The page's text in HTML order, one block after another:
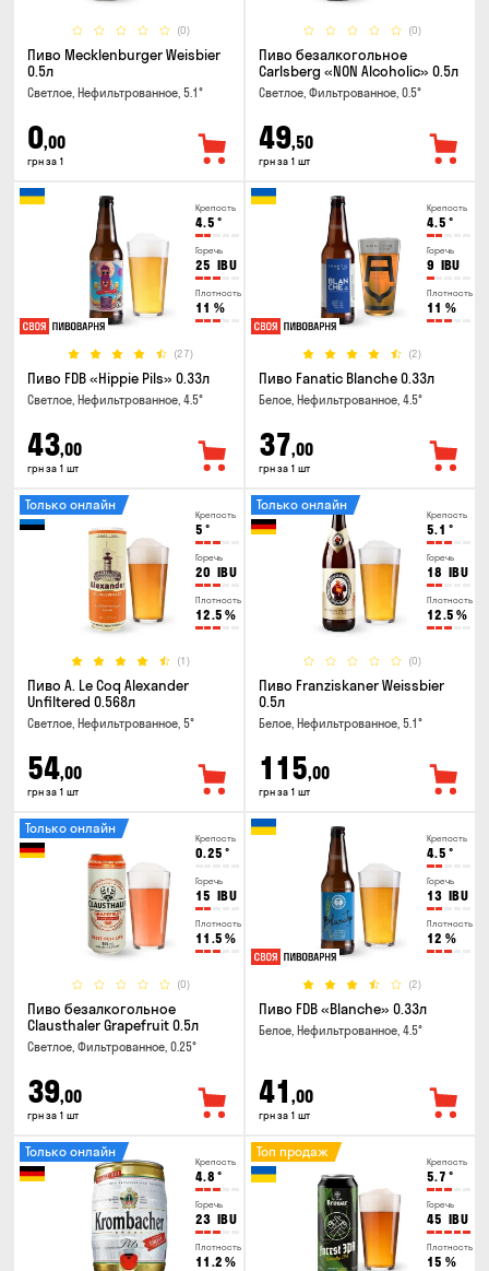
(0)
Пиво Mecklenburger Weisbier
0.5л
Светлое, Нефильтрованное, 5.1°
0,00
грн за 1
(0)
Пиво безалкогольное
Carlsberg «NON Alcoholic» 0.5л
Светлое, Фильтрованное, 0.5°
49,50
грн за 1 шт
Крепость
4.5 °
Горечь
25 IBU
Плотность
11 %
(27)
Пиво FDB «Hippie Pils» 0.33л
Светлое, Нефильтрованное, 4.5°
43,00
грн за 1 шт
Крепость
4.5 °
Горечь
9 IBU
Плотность
11 %
(2)
Пиво Fanatic Blanche 0.33л
Белое, Нефильтрованное, 4.5°
37,00
грн за 1 шт
Крепость
5 °
Горечь
20 IBU
Плотность
12.5 %
(1)
Только онлайн
Пиво A. Le Coq Alexander
Unfiltered 0.568л
Светлое, Нефильтрованное, 5°
54,00
грн за 1 шт
Крепость
5.1 °
Горечь
18 IBU
Плотность
12.5 %
(0)
Только онлайн
Пиво Franziskaner Weissbier
0.5л
Белое, Нефильтрованное, 5.1°
115,00
грн за 1 шт
Крепость
0.25 °
Горечь
15 IBU
Плотность
11.5 %
(0)
Только онлайн
Пиво безалкогольное
Clausthaler Grapefruit 0.5л
Светлое, Фильтрованное, 0.25°
39,00
грн за 1 шт
Крепость
4.5 °
Горечь
13 IBU
Плотность
12 %
(2)
Пиво FDB «Blanche» 0.33л
Белое, Нефильтрованное, 4.5°
41 ,00
грн за 1 шт
Крепость
4.8 °
Горечь
23 IBU
Плотность
11.2 %
Только онлайн
Крепость
5.7 °
Горечь
45 IBU
Плотность
15 %
Топ продаж